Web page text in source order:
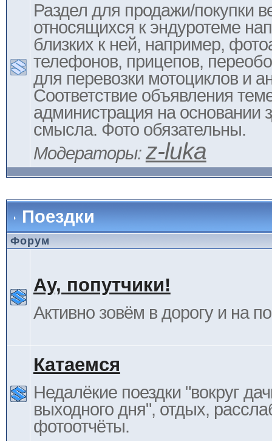
Раздел для продажи/покупки
относящихся к эндуротеме
близких к ней, например,
телефонов, прицепов,
для перевозки мотоциклов и
Соответствие объявления
администрация на основании
смысла. Фото обязательны.
Модераторы: z-luka
Поездки
Форум
Ау, попутчики!
Активно зовём в дорогу и на
Катаемся
Недалёкие поездки "вокруг
выходного дня", отдых,
фотоотчёты.